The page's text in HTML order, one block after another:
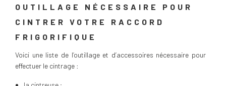
OUTILLAGE NÉCESSAIRE POUR
CINTRER VOTRE RACCORD
FRIGORIFIQUE
Voici une liste de l’outillage et d’accessoires nécessaire pour
effectuer le cintrage :